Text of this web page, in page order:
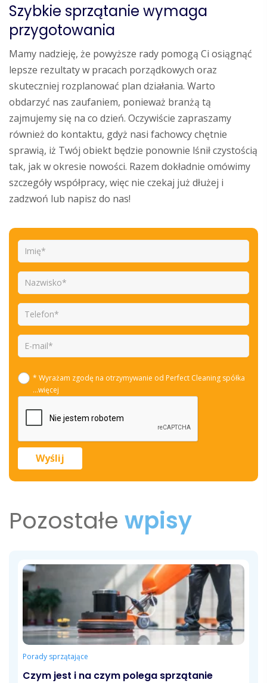
Szybkie sprzątanie wymaga
przygotowania
Mamy nadzieję, że powyższe rady pomogą Ci osiągnąć
lepsze rezultaty w pracach porządkowych oraz
skuteczniej rozplanować plan działania. Warto
obdarzyć nas zaufaniem, ponieważ branżą tą
zajmujemy się na co dzień. Oczywiście zapraszamy
również do kontaktu, gdyż nasi fachowcy chętnie
sprawią, iż Twój obiekt będzie ponownie lśnił czystością
tak, jak w okresie nowości. Razem dokładnie omówimy
szczegóły współpracy, więc nie czekaj już dłużej i
zadzwoń lub napisz do nas!
* Wyrażam zgodę na otrzymywanie od Perfect Cleaning spółka
...więcej
Pozostałe wpisy
Porady sprzątające
Czym jest i na czym polega sprzątanie